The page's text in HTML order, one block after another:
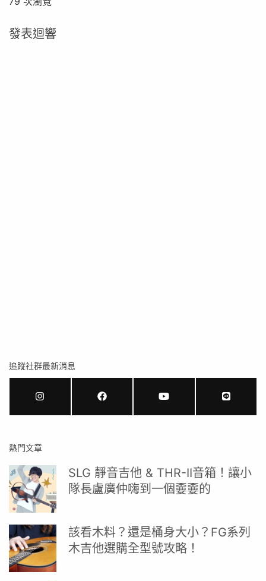
發表迴響
追蹤社群最新消息
熱門文章
SLG 靜音吉他 & THR-II音箱！讓小
隊長盧廣仲嗨到一個嫑嫑的
該看木料？還是桶身大小？FG系列
木吉他選購全型號攻略！